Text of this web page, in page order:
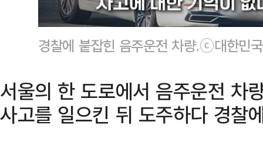
경찰에 붙잡힌 음주운전 차량.ⓒ대한민
서울의 한 도로에서 음주운전 차
사고를 일으킨 뒤 도주하다 경찰